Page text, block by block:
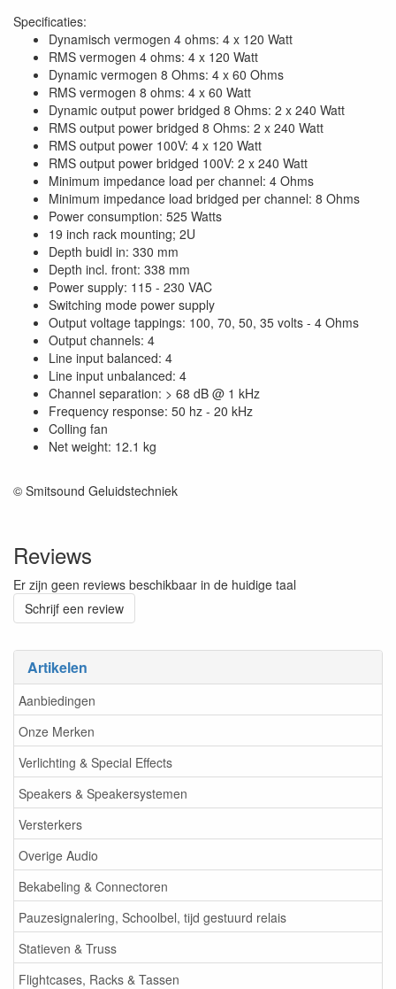
Artikelen
Aanbiedingen
Onze Merken
Verlichting & Special Effects
Speakers & Speakersystemen
Versterkers
Overige Audio
Bekabeling & Connectoren
Pauzesignalering, Schoolbel, tijd gestuurd relais
Statieven & Truss
Flightcases, Racks & Tassen
Specificaties:
Dynamisch vermogen 4 ohms: 4 x 120 Watt
RMS vermogen 4 ohms: 4 x 120 Watt
Dynamic vermogen 8 Ohms: 4 x 60 Ohms
RMS vermogen 8 ohms: 4 x 60 Watt
Dynamic output power bridged 8 Ohms: 2 x 240 Watt
RMS output power bridged 8 Ohms: 2 x 240 Watt
RMS output power 100V: 4 x 120 Watt
RMS output power bridged 100V: 2 x 240 Watt
Minimum impedance load per channel: 4 Ohms
Minimum impedance load bridged per channel: 8 Ohms
Power consumption: 525 Watts
19 inch rack mounting; 2U
Depth buidl in: 330 mm
Depth incl. front: 338 mm
Power supply: 115 - 230 VAC
Switching mode power supply
Output voltage tappings: 100, 70, 50, 35 volts - 4 Ohms
Output channels: 4
Line input balanced: 4
Line input unbalanced: 4
Channel separation: > 68 dB @ 1 kHz
Frequency response: 50 hz - 20 kHz
Colling fan
Net weight: 12.1 kg
© Smitsound Geluidstechniek
Reviews
Er zijn geen reviews beschikbaar in de huidige taal
Schrijf een review